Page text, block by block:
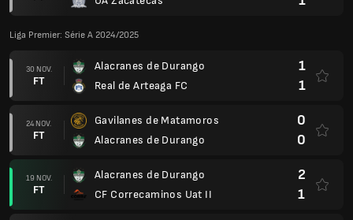
Liga Premier: Série A 2024/2025
30 NOV.
FT
Alacranes de Durango
Real de Arteaga FC
1
1
24 NOV.
FT
Gavilanes de Matamoros
Alacranes de Durango
0
0
19 NOV.
FT
Alacranes de Durango
CF Correcaminos Uat II
2
1